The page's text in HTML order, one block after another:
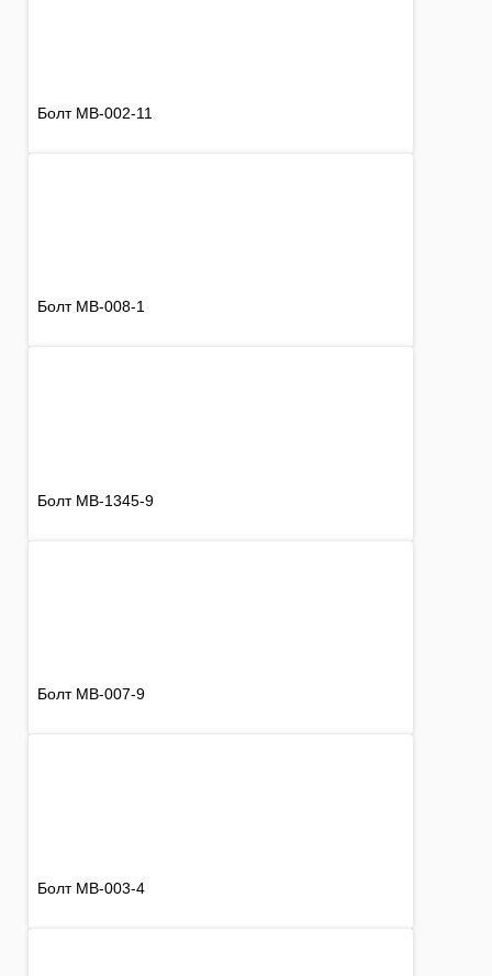
Болт MB-002-11
Болт MB-008-1
Болт MB-1345-9
Болт MB-007-9
Болт MB-003-4